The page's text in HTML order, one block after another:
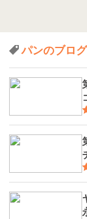
パンのブロ
第
コ
第
ヤ